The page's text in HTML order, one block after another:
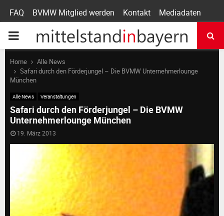
FAQ BVMW Mitglied werden Kontakt Mediadaten
P
R
M
A
Y
Home
Alle News
Safari durch den Förderjungel – Die BVMW Unternehmerlounge
München
Alle News Veranstaltungen
Safari durch den Förderjungel – Die BVMW
Unternehmerlounge München
19. März 2013